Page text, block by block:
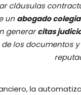
cláusulas
un abogado
generarcitas
los documentos
la